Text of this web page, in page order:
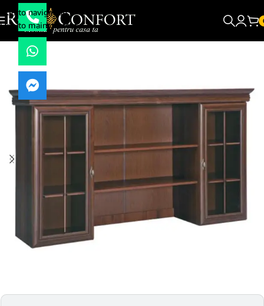
Skip to navigation
Skip to main content